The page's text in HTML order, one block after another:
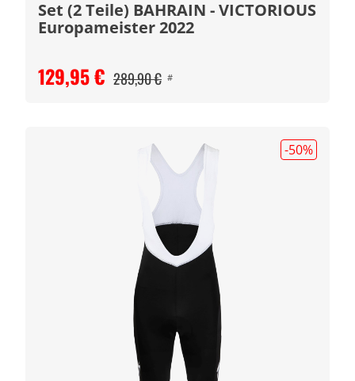
Set (2 Teile) BAHRAIN - VICTORIOUS
Europameister 2022
129,95 € 289,90 € #
-50%